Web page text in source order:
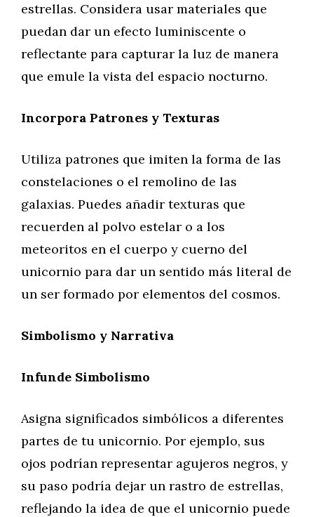
estrellas. Considera usar materiales que
puedan dar un efecto luminiscente o
reflectante para capturar la luz de manera
que emule la vista del espacio nocturno.
Incorpora Patrones y Texturas
Utiliza patrones que imiten la forma de las
constelaciones o el remolino de las
galaxias. Puedes añadir texturas que
recuerden al polvo estelar o a los
meteoritos en el cuerpo y cuerno del
unicornio para dar un sentido más literal de
un ser formado por elementos del cosmos.
Simbolismo y Narrativa
Infunde Simbolismo
Asigna significados simbólicos a diferentes
partes de tu unicornio. Por ejemplo, sus
ojos podrían representar agujeros negros, y
su paso podría dejar un rastro de estrellas,
reflejando la idea de que el unicornio puede